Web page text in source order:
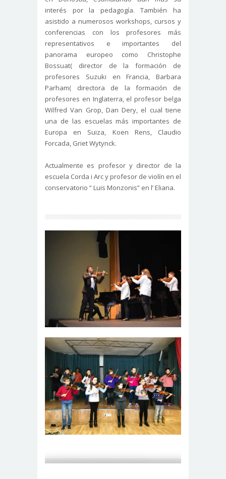
interés por la pedagogía. También ha
asistido a numerosos workshops, cursos y
conferencias con los profesores más
representativos e importantes del
panorama europeo como Christophe
Bossuat( director de la formación de
profesores Suzuki en Francia, Barbara
Parham( directora de la formación de
profesores en Inglaterra, el profesor belga
Wilfred Van Grop, Dan Dery, el cual tiene
una de las escuelas más importantes de
Europa en Suiza, Koen Rens, Claudio
Forcada, Griet Wytynck.
Actualmente es profesor y director de la
escuela Corda i Arc y profesor de violín en el
conservatorio “ Luis Monzonis” en l’ Eliana.